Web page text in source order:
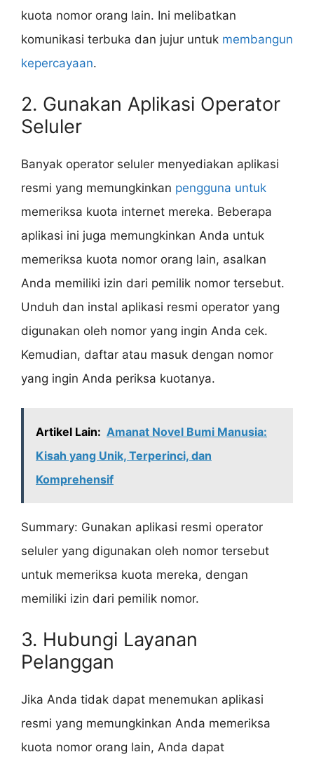
kuota nomor orang lain. Ini melibatkan
komunikasi terbuka dan jujur ​​untuk membangun
kepercayaan.
2. Gunakan Aplikasi Operator
Seluler
Banyak operator seluler menyediakan aplikasi
resmi yang memungkinkan pengguna untuk
memeriksa kuota internet mereka. Beberapa
aplikasi ini juga memungkinkan Anda untuk
memeriksa kuota nomor orang lain, asalkan
Anda memiliki izin dari pemilik nomor tersebut.
Unduh dan instal aplikasi resmi operator yang
digunakan oleh nomor yang ingin Anda cek.
Kemudian, daftar atau masuk dengan nomor
yang ingin Anda periksa kuotanya.
Artikel Lain: Amanat Novel Bumi Manusia:
Kisah yang Unik, Terperinci, dan
Komprehensif
Summary: Gunakan aplikasi resmi operator
seluler yang digunakan oleh nomor tersebut
untuk memeriksa kuota mereka, dengan
memiliki izin dari pemilik nomor.
3. Hubungi Layanan
Pelanggan
Jika Anda tidak dapat menemukan aplikasi
resmi yang memungkinkan Anda memeriksa
kuota nomor orang lain, Anda dapat